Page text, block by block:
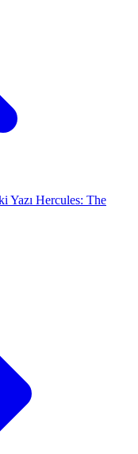
Yazı Hercules: The